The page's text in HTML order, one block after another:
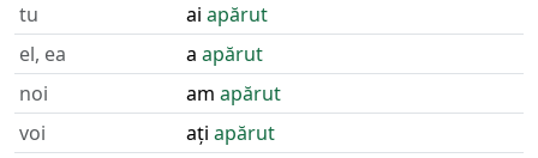
tu
ai apărut
el, ea
a apărut
noi
am apărut
voi
ați apărut